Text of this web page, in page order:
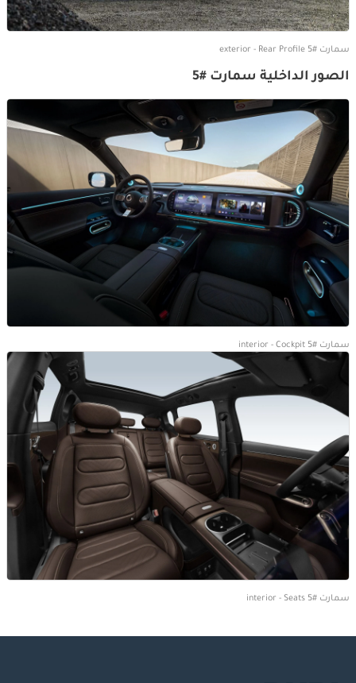
سمارت #5 exterior - Rear Profile
الصور الداخلية سمارت #5
سمارت #5 interior - Cockpit
سمارت #5 interior - Seats